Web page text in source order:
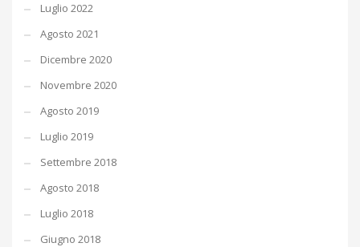
Luglio 2022
Agosto 2021
Dicembre 2020
Novembre 2020
Agosto 2019
Luglio 2019
Settembre 2018
Agosto 2018
Luglio 2018
Giugno 2018